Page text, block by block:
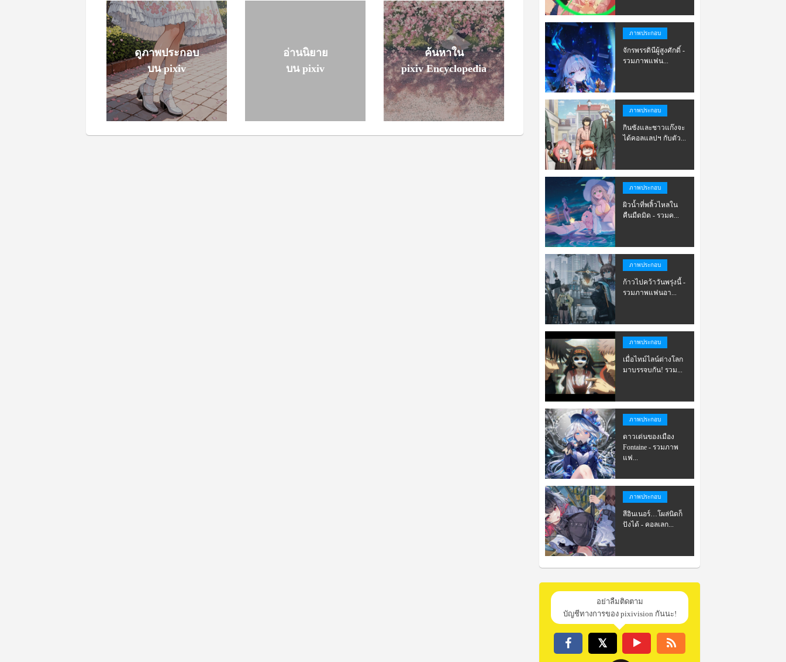
ดูภาพประกอบ
บน pixiv
อ่านนิยาย
บน pixiv
ค้นหาใน
pixiv Encyclopedia
ภาพประกอบ
จักรพรรดินีผู้สูงศักดิ์ -
รวมภาพแฟน...
ภาพประกอบ
กินซังและชาวแก๊งจะ
ได้คอลแลปฯ กับตัว...
ภาพประกอบ
ผิวน้ำที่พลิ้วไหลใน
คืนมืดมิด - รวมค...
ภาพประกอบ
ก้าวไปคว้าวันพรุ่งนี้ -
รวมภาพแฟนอา...
ภาพประกอบ
เมื่อไทม์ไลน์ต่างโลก
มาบรรจบกัน! รวม...
ภาพประกอบ
ดาวเด่นของเมือง
Fontaine - รวมภาพ
แฟ...
ภาพประกอบ
สีอินเนอร์…โผล่นิดก็
ปังได้ - คอลเลก...
อย่าลืมติดตาม
บัญชีทางการของ pixivision กันนะ!